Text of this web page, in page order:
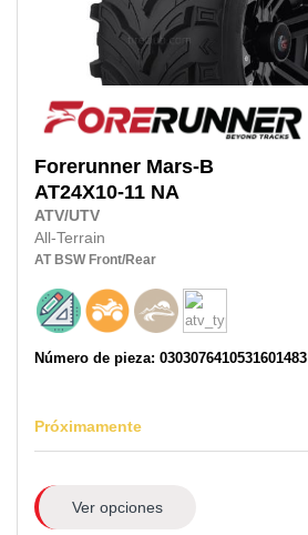
Forerunner Mars-B
AT24X10-11 NA
ATV/UTV
All-Terrain
AT BSW Front/Rear
Número de pieza: 0303076410531601483
Próximamente
Ver opciones